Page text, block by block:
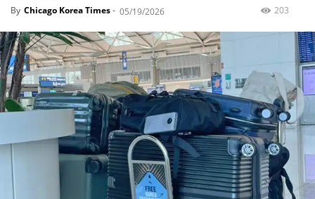
By Chicago Korea Times- 05/19/2026 203